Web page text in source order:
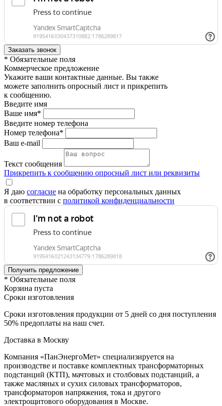
* Обязательные поля
Коммерческое предложение
Укажите ваши контактные данные. Вы также
можете заполнить опросный лист и прикрепить
к сообщению.
Введите имя
Ваше имя*
Введите номер телефона
Номер телефона*
Ваш e-mail
Текст сообщения
Прикрепить к сообщению опросный лист или реквизиты
Я даю согласие на обработку персональных данных
в соответствии с политикой конфиденциальности
* Обязательные поля
Корзина пуста
Сроки изготовления
Сроки изготовления продукции от 5 дней со дня поступления
50% предоплаты на наш счет.
Доставка в Москву
Компания «ПанЭнергоМет» специализируется на
производстве и поставке комплектных трансформаторных
подстанций (КТП), мачтовых и столбовых подстанций, а
также масляных и сухих силовых трансформаторов,
трансформаторов напряжения, тока и другого
электрощитового оборудования в Москве.